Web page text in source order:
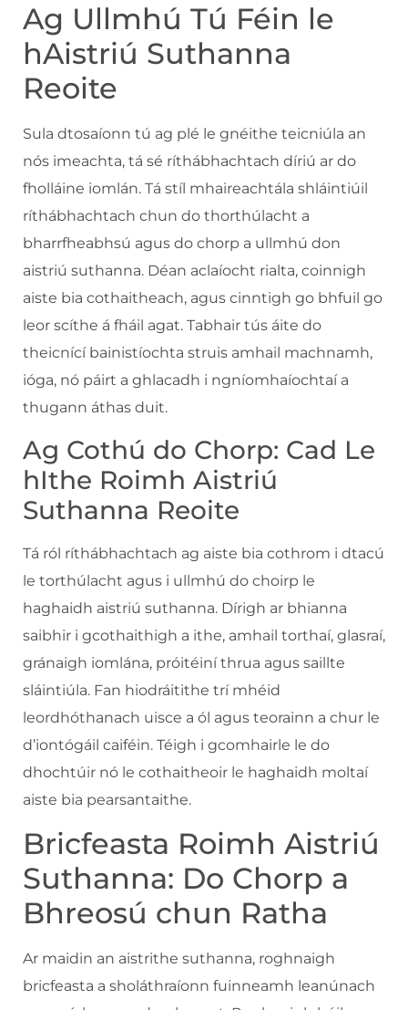
Ag Ullmhú Tú Féin le
hAistriú Suthanna
Reoite
Sula dtosaíonn tú ag plé le gnéithe teicniúla an
nós imeachta, tá sé ríthábhachtach díriú ar do
fholláine iomlán. Tá stíl mhaireachtála shláintiúil
ríthábhachtach chun do thorthúlacht a
bharrfheabhsú agus do chorp a ullmhú don
aistriú suthanna. Déan aclaíocht rialta, coinnigh
aiste bia cothaitheach, agus cinntigh go bhfuil go
leor scíthe á fháil agat. Tabhair tús áite do
theicnící bainistíochta struis amhail machnamh,
ióga, nó páirt a ghlacadh i ngníomhaíochtaí a
thugann áthas duit.
Ag Cothú do Chorp: Cad Le
hIthe Roimh Aistriú
Suthanna Reoite
Tá ról ríthábhachtach ag aiste bia cothrom i dtacú
le torthúlacht agus i ullmhú do choirp le
haghaidh aistriú suthanna. Dírigh ar bhianna
saibhir i gcothaithigh a ithe, amhail torthaí, glasraí,
gránaigh iomlána, próitéiní thrua agus saillte
sláintiúla. Fan hiodráitithe trí mhéid
leordhóthanach uisce a ól agus teorainn a chur le
d’iontógáil caiféin. Téigh i gcomhairle le do
dhochtúir nó le cothaitheoir le haghaidh moltaí
aiste bia pearsantaithe.
Bricfeasta Roimh Aistriú
Suthanna: Do Chorp a
Bhreosú chun Ratha
Ar maidin an aistrithe suthanna, roghnaigh
bricfeasta a sholáthraíonn fuinneamh leanúnach